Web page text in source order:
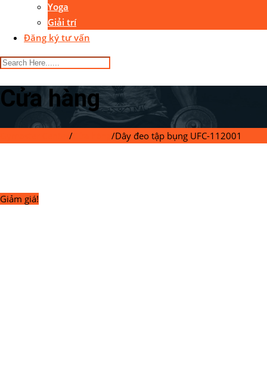
Yoga
Giải trí
Đăng ký tư vấn
Cửa hàng
/ /Dây đeo tập bụng UFC-112001
Giảm giá!